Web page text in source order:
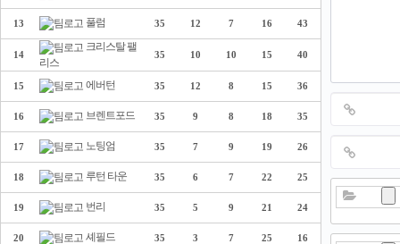
13 풀럼 35 12 7 16 43
14
크리스탈 팰
리스
35 10 10 15 40
15 에버턴 35 12 8 15 36
16 브렌트포드 35 9 8 18 35
17 노팅엄 35 7 9 19 26
18 루턴 타운 35 6 7 22 25
19 번리 35 5 9 21 24
20 셰필드 35 3 7 25 16